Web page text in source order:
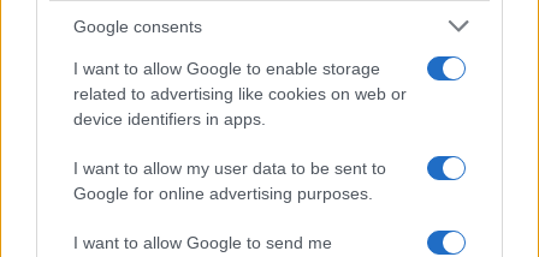
Google consents
I want to allow Google to enable storage
related to advertising like cookies on web or
device identifiers in apps.
I want to allow my user data to be sent to
Google for online advertising purposes.
I want to allow Google to send me
Bitcoin $64,893.00
Ethereum
(ETH)
$1,914.42